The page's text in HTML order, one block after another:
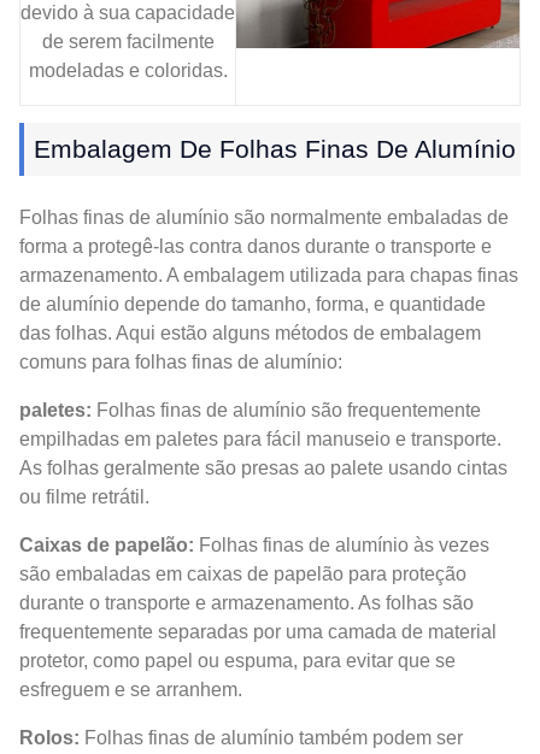
devido à sua capacidade
de serem facilmente
modeladas e coloridas.
Embalagem De Folhas Finas De Alumínio
Folhas finas de alumínio são normalmente embaladas de
forma a protegê-las contra danos durante o transporte e
armazenamento. A embalagem utilizada para chapas finas
de alumínio depende do tamanho, forma, e quantidade
das folhas. Aqui estão alguns métodos de embalagem
comuns para folhas finas de alumínio:
paletes: Folhas finas de alumínio são frequentemente
empilhadas em paletes para fácil manuseio e transporte.
As folhas geralmente são presas ao palete usando cintas
ou filme retrátil.
Caixas de papelão: Folhas finas de alumínio às vezes
são embaladas em caixas de papelão para proteção
durante o transporte e armazenamento. As folhas são
frequentemente separadas por uma camada de material
protetor, como papel ou espuma, para evitar que se
esfreguem e se arranhem.
Rolos: Folhas finas de alumínio também podem ser